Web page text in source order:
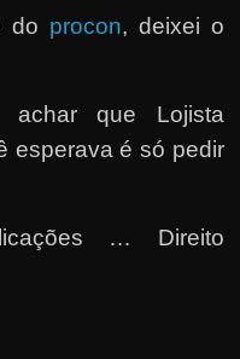
do procon, deixei o
achar que Lojista
esperava é só pedir
… Direito